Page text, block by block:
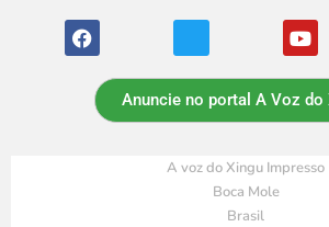
Anuncie no portal A Voz do
A voz do Xingu Impresso
Boca Mole
Brasil